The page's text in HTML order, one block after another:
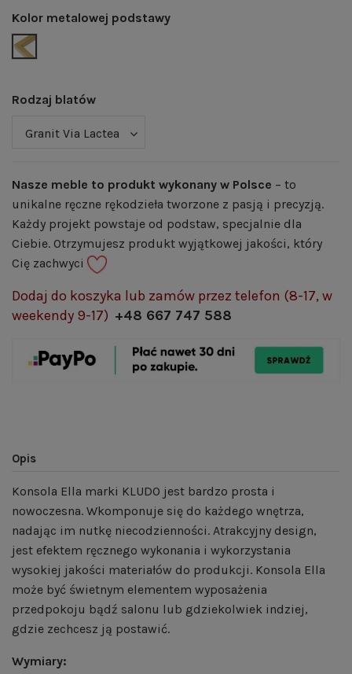
Kolor metalowej podstawy
ZŁOTY POŁYSK | RAL 1036
Rodzaj blatów
Nasze meble to produkt wykonany w Polsce – to
unikalne ręczne rękodzieła tworzone z pasją i precyzją.
Każdy projekt powstaje od podstaw, specjalnie dla
Ciebie. Otrzymujesz produkt wyjątkowej jakości, który
Cię zachwyci
Dodaj do koszyka lub zamów przez telefon (8-17, w
weekendy 9-17) +48 667 747 588
Opis
Konsola Ella marki KLUDO jest bardzo prosta i
nowoczesna. Wkomponuje się do każdego wnętrza,
nadając im nutkę niecodzienności. Atrakcyjny design,
jest efektem ręcznego wykonania i wykorzystania
wysokiej jakości materiałów do produkcji. Konsola Ella
może być świetnym elementem wyposażenia
przedpokoju bądź salonu lub gdziekolwiek indziej,
gdzie zechcesz ją postawić.
Wymiary: